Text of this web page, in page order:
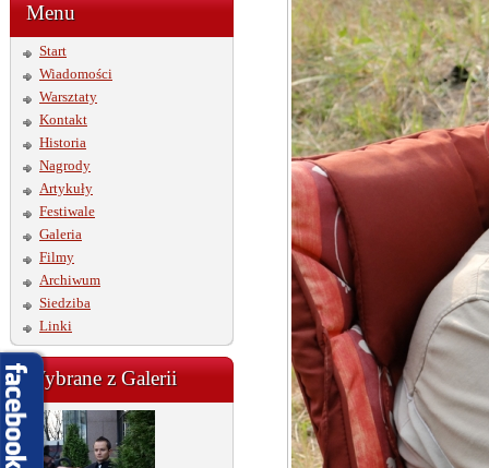
Menu
Start
Wiadomości
Warsztaty
Kontakt
Historia
Nagrody
Artykuły
Festiwale
Galeria
Filmy
Archiwum
Siedziba
Linki
Wybrane z Galerii